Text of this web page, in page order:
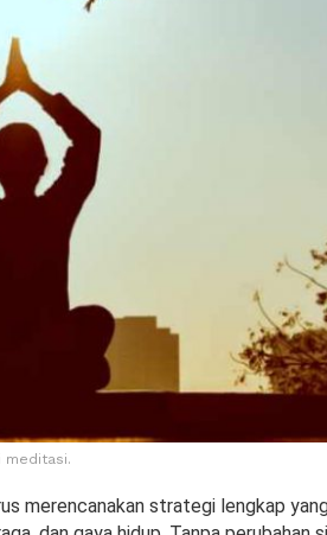
meditasi.
merencanakan strategi lengkap